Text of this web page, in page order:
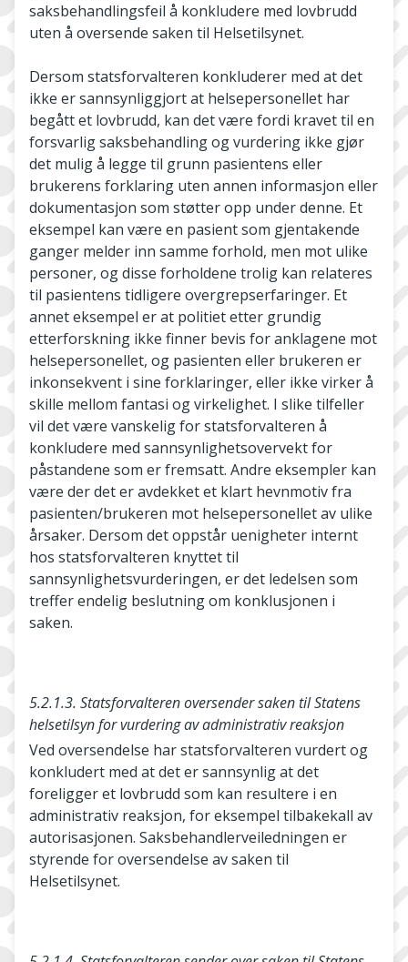
saksbehandlingsfeil å konkludere med lovbrudd
uten å oversende saken til Helsetilsynet.
Dersom statsforvalteren konkluderer med at det
ikke er sannsynliggjort at helsepersonellet har
begått et lovbrudd, kan det være fordi kravet til en
forsvarlig saksbehandling og vurdering ikke gjør
det mulig å legge til grunn pasientens eller
brukerens forklaring uten annen informasjon eller
dokumentasjon som støtter opp under denne. Et
eksempel kan være en pasient som gjentakende
ganger melder inn samme forhold, men mot ulike
personer, og disse forholdene trolig kan relateres
til pasientens tidligere overgrepserfaringer. Et
annet eksempel er at politiet etter grundig
etterforskning ikke finner bevis for anklagene mot
helsepersonellet, og pasienten eller brukeren er
inkonsekvent i sine forklaringer, eller ikke virker å
skille mellom fantasi og virkelighet. I slike tilfeller
vil det være vanskelig for statsforvalteren å
konkludere med sannsynlighetsovervekt for
påstandene som er fremsatt. Andre eksempler kan
være der det er avdekket et klart hevnmotiv fra
pasienten/brukeren mot helsepersonellet av ulike
årsaker. Dersom det oppstår uenigheter internt
hos statsforvalteren knyttet til
sannsynlighetsvurderingen, er det ledelsen som
treffer endelig beslutning om konklusjonen i
saken.
5.2.1.3. Statsforvalteren oversender saken til Statens
helsetilsyn for vurdering av administrativ reaksjon
Ved oversendelse har statsforvalteren vurdert og
konkludert med at det er sannsynlig at det
foreligger et lovbrudd som kan resultere i en
administrativ reaksjon, for eksempel tilbakekall av
autorisasjonen. Saksbehandlerveiledningen er
styrende for oversendelse av saken til
Helsetilsynet.